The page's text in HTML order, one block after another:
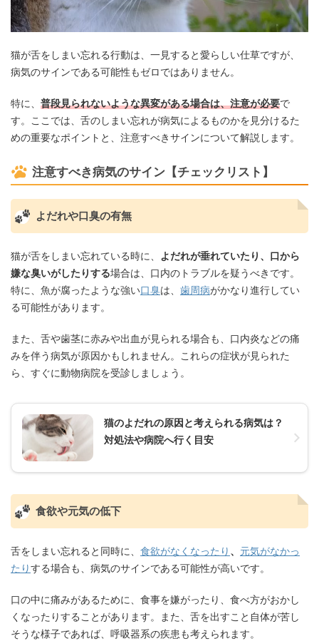
猫が舌をしまい忘れる行動は、一見すると愛らしい仕草ですが、
病気のサインである可能性もゼロではありません。
特に、 普段見られないような異変がある場合は、注意が必要で
す。ここでは、舌のしまい忘れが病気によるものかを見分けるた
めの重要なポイントと、注意すべきサインについて解説します。
注意すべき病気のサイン【チェックリスト】
よだれや口臭の有無
猫が舌をしまい忘れている時に、
よだれが垂れていたり、口から
嫌な臭いがしたりする場合は、口内のトラブルを疑うべきです。
特に、魚が腐ったような強い口臭は、 歯周病がかなり進行してい
る可能性があります。
また、舌や歯茎に赤みや出血が見られる場合も、口内炎などの痛
みを伴う病気が原因かもしれません。これらの症状が見られた
ら、すぐに動物病院を受診しましょう。
猫のよだれの原因と考えられる病気は？
対処法や病院へ行く目安
食欲や元気の低下
舌をしまい忘れると同時に、 食欲がなくなったり 、 元気がなかっ
たりする場合も、病気のサインである可能性が高いです。
口の中に痛みがあるために、食事を嫌がったり、食べ方がおかし
くなったりすることがあります。また、舌を出すこと自体が苦し
そうな様子であれば、呼吸器系の疾患も考えられます。